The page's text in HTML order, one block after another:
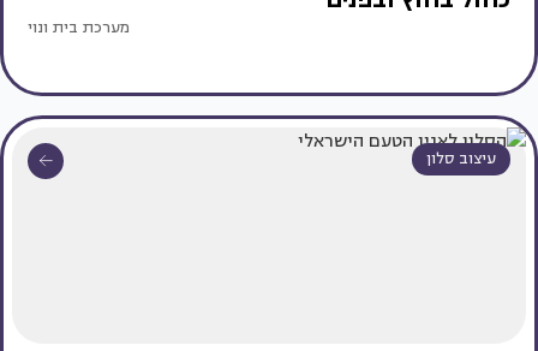
מערכת בית ונוי
עיצוב סלון